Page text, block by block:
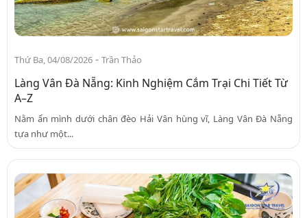
Thứ Ba, 04/08/2026 - Trần Thảo
Làng Vân Đà Nẵng: Kinh Nghiệm Cắm Trại Chi Tiết Từ
A–Z
Nằm ẩn mình dưới chân đèo Hải Vân hùng vĩ, Làng Vân Đà Nẵng
tựa như một...